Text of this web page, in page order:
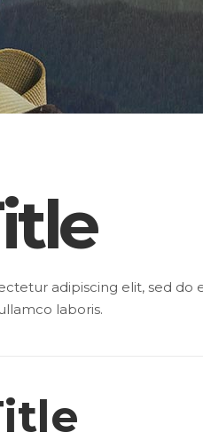
adipiscing elit, sed
laboris.